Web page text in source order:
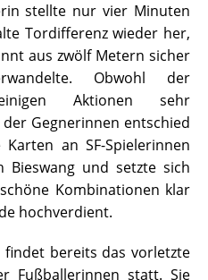
stellte nur vier Minuten
Tordifferenz wieder her,
aus zwölf Metern sicher
Obwohl der
Aktionen sehr
Gegnerinnen entschied
an SF-Spielerinnen
Bieswang und setzte sich
Kombinationen klar
hochverdient.
bereits das vorletzte
Fußballerinnen statt. Sie